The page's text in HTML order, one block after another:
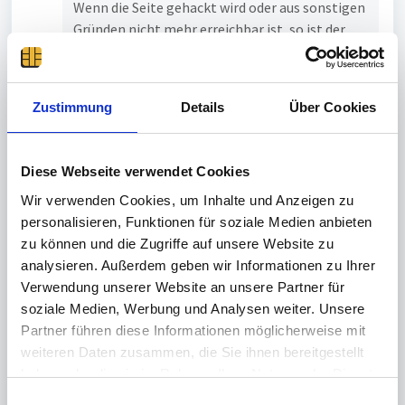
Zustimmung Details Über Cookies
Diese Webseite verwendet Cookies
Wir verwenden Cookies, um Inhalte und Anzeigen zu
personalisieren, Funktionen für soziale Medien anbieten
zu können und die Zugriffe auf unsere Website zu
analysieren. Außerdem geben wir Informationen zu Ihrer
Verwendung unserer Website an unsere Partner für
soziale Medien, Werbung und Analysen weiter. Unsere
Partner führen diese Informationen möglicherweise mit
weiteren Daten zusammen, die Sie ihnen bereitgestellt
haben oder die sie im Rahmen Ihrer Nutzung der Dienste
Wenn die Seite gehackt wird oder aus sonstigen
Gründen nicht mehr erreichbar ist, so ist der
installierten Batterien musste ich schon
mehrfach Geräte neu synchronisieren.)
via Pin-Code zu schützen erschließt sich mir
das Angriffszenario der Generierung zukünftiger
TOTP-Codes durch dritte nicht.
Wenn dieses Problem nicht behoben wird, werde
ich mich wohl nach einer alternative umsehen
müssen - was sehr schade wäre, da ich sonst mit
dem Gerät/Konzept sehr zufrieden bin.
Mit freundlichen Grüßen,